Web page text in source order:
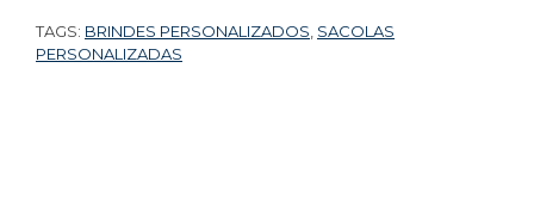
TAGS: BRINDES PERSONALIZADOS, SACOLAS
PERSONALIZADAS